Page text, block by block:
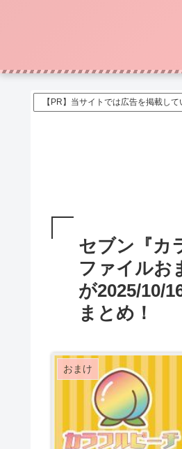
【PR】当サイトでは広告を掲載して
セブン『カ
ファイルお
が2025/10/
まとめ！
おまけ